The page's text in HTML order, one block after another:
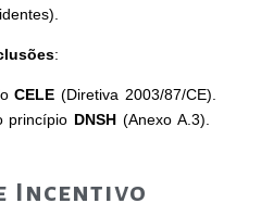
:
CELE (Diretiva 2003/87/CE).
princípio DNSH (Anexo A.3).
Incentivo